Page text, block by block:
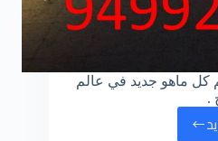
كل ماهو جديد في عالم
.